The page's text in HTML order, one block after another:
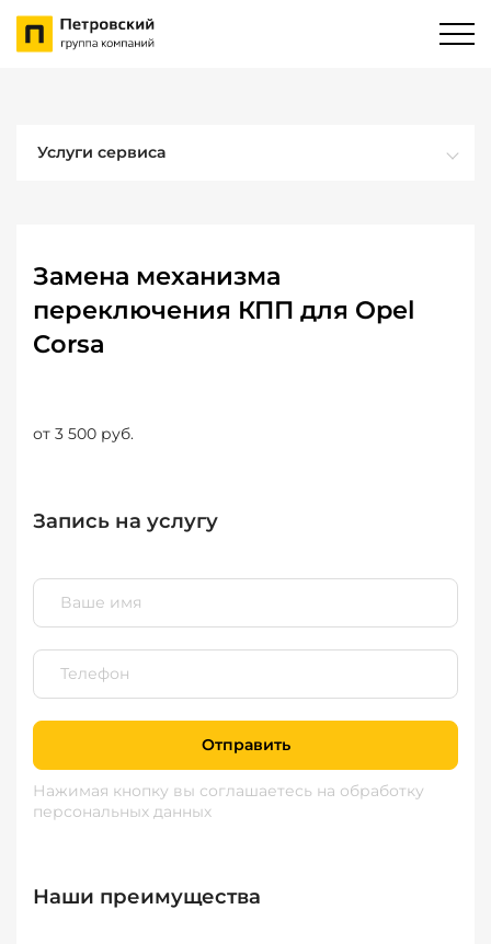
Услуги сервиса
Замена механизма
переключения КПП для Opel
Corsa
от 3 500 руб.
Запись на услугу
Отправить
Нажимая кнопку вы соглашаетесь на обработку
персональных данных
Наши преимущества